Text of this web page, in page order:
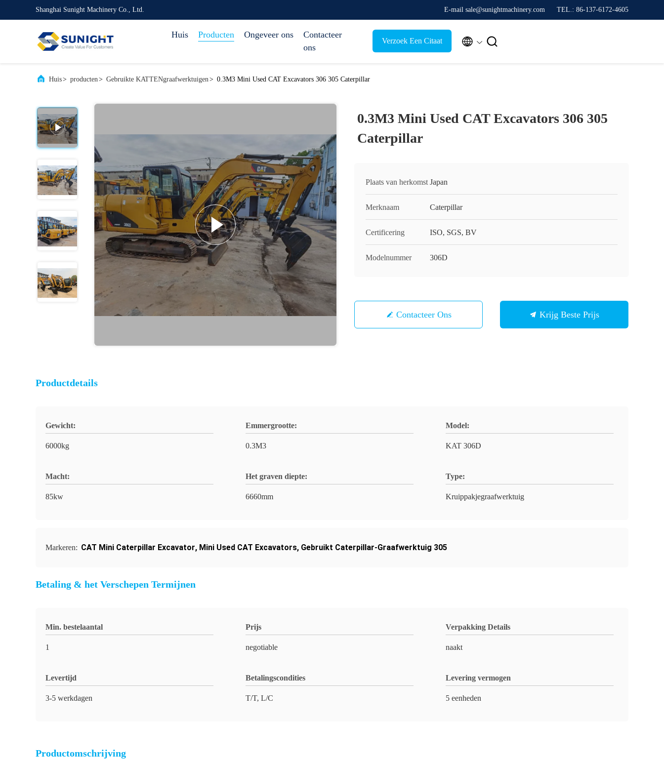
Shanghai Sunight Machinery Co., Ltd. E-mail sale@sunightmachinery.com TEL.: 86-137-6172-4605
Huis Producten Ongeveer ons
Contacteer
ons
Verzoek Een Citaat  
Huis> producten> Gebruikte KATTENgraafwerktuigen> 0.3M3 Mini Used CAT Excavators 306 305 Caterpillar
0.3M3 Mini Used CAT Excavators 306 305
Caterpillar
Plaats van herkomst Japan
Merknaam Caterpillar
Certificering ISO, SGS, BV
Modelnummer 306D
Contacteer Ons Krijg Beste Prijs
Productdetails
Gewicht:
6000kg
Emmergrootte:
0.3M3
Model:
KAT 306D
Macht:
85kw
Het graven diepte:
6660mm
Type:
Kruippakjegraafwerktuig
Markeren: CAT Mini Caterpillar Excavator, Mini Used CAT Excavators, Gebruikt Caterpillar-Graafwerktuig 305
Betaling & het Verschepen Termijnen
Min. bestelaantal
1
Prijs
negotiable
Verpakking Details
naakt
Levertijd
3-5 werkdagen
Betalingscondities
T/T, L/C
Levering vermogen
5 eenheden
Productomschrijving